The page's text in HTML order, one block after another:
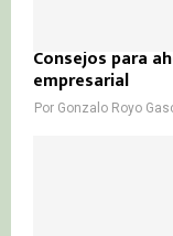
Consejos para
empresarial
Por Gonzalo Royo